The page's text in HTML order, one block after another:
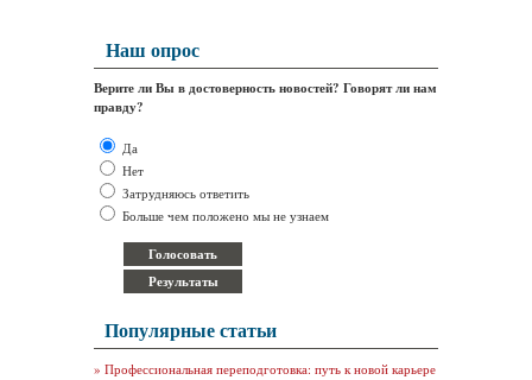
Наш опрос
Верите ли Вы в достоверность новостей? Говорят ли нам
правду?
Да
Нет
Затрудняюсь ответить
Больше чем положено мы не узнаем
Популярные статьи
» Профессиональная переподготовка: путь к новой карьере